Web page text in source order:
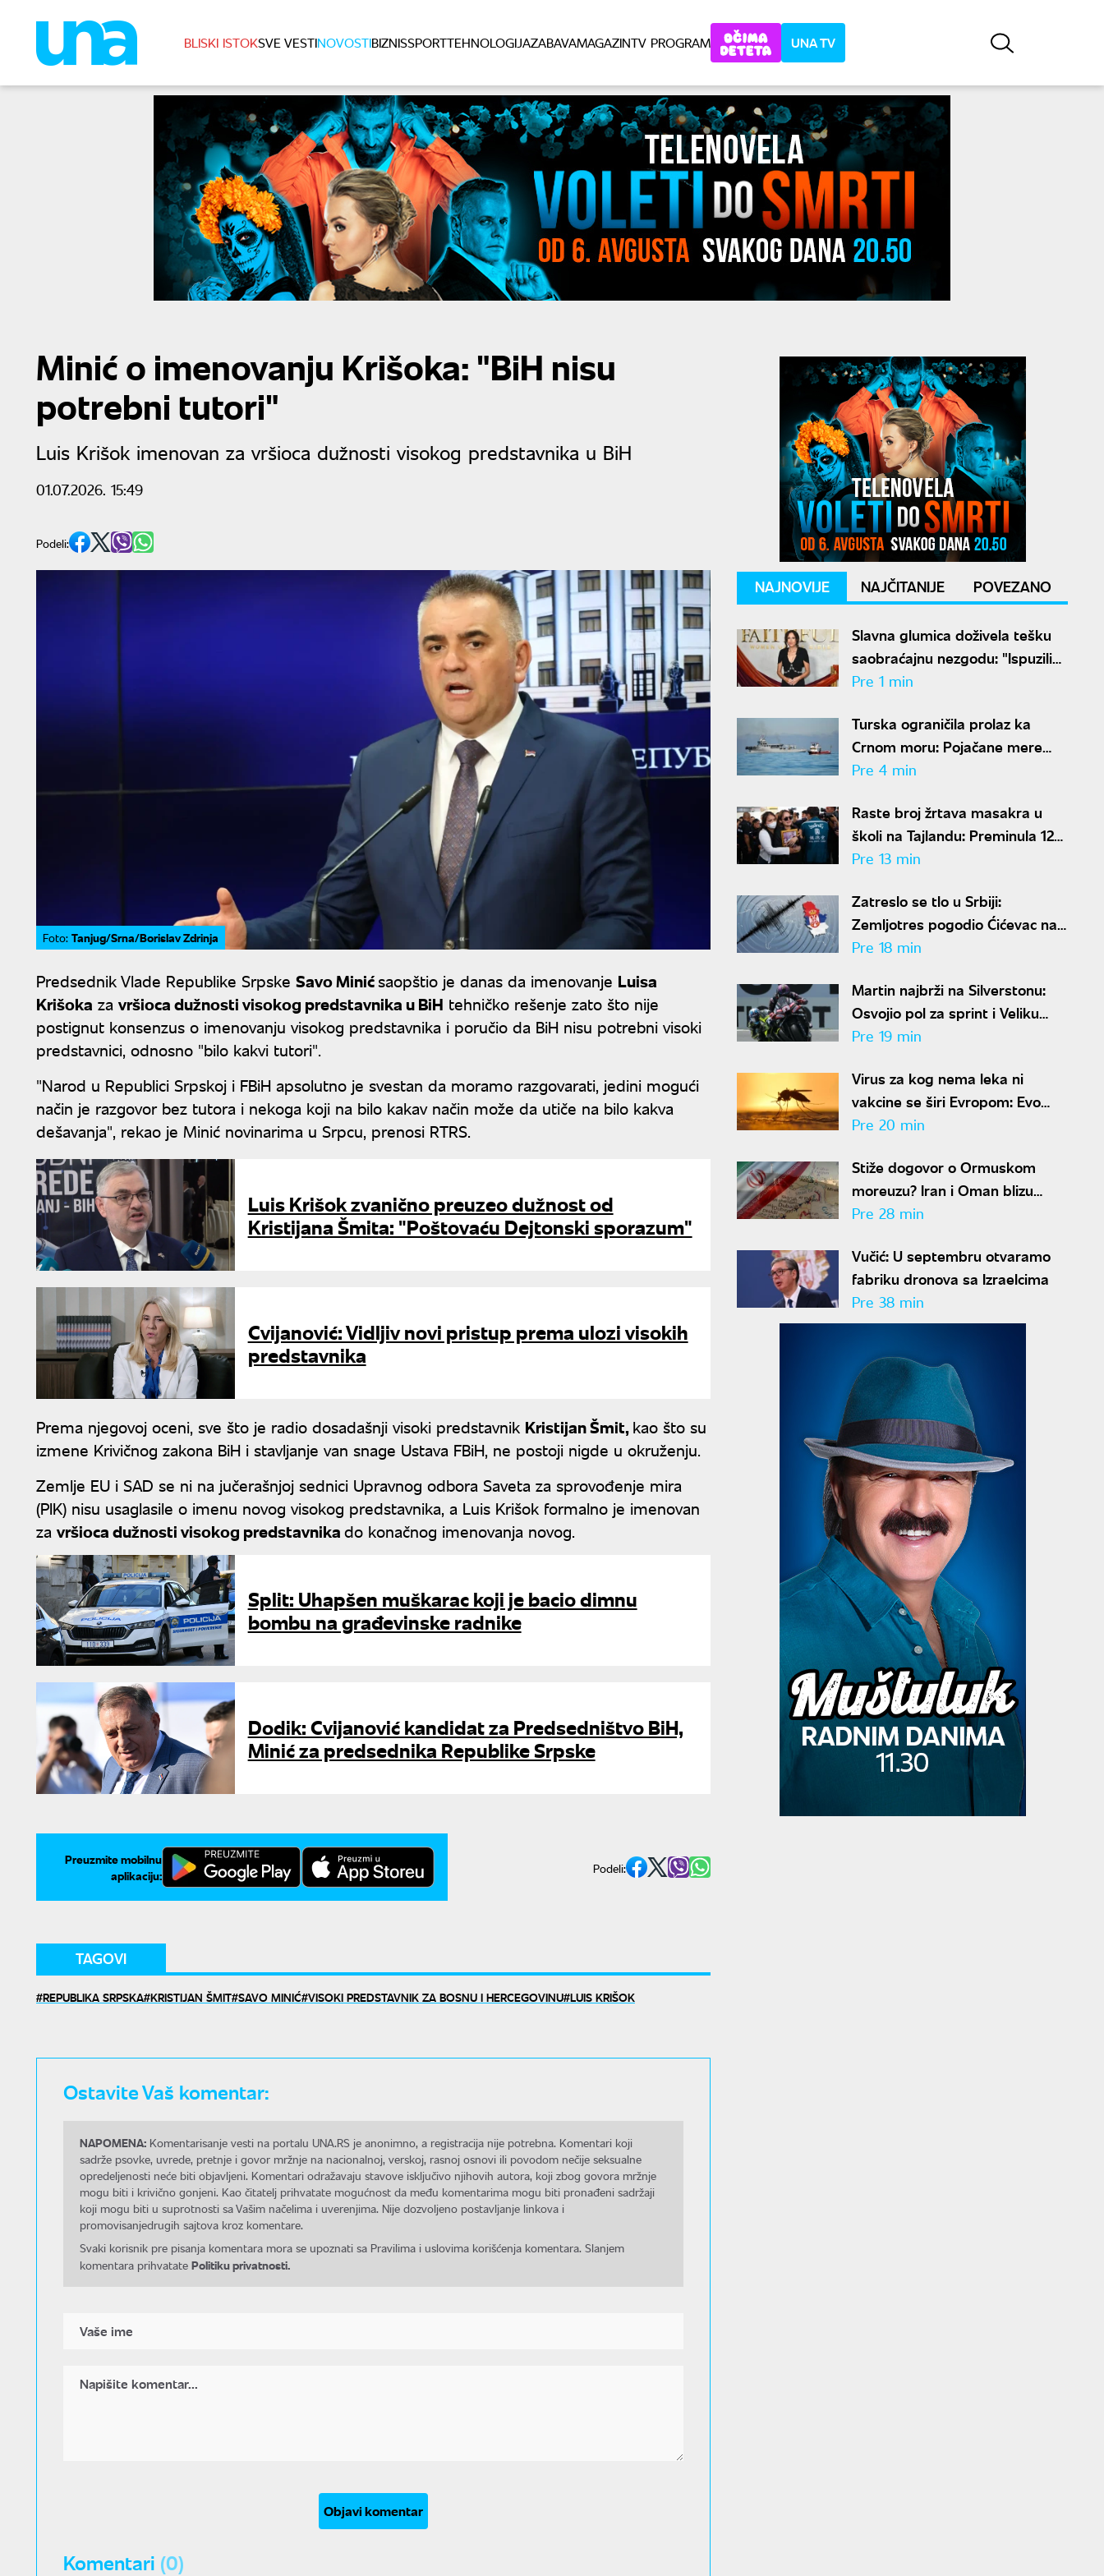
BLISKI ISTOKSVE VESTINOVOSTIBIZNISSPORTTEHNOLOGIJAZABAVAMAGAZINTV PROGRAM UNA TV
Minić o imenovanju Krišoka: "BiH nisu
potrebni tutori"
Luis Krišok imenovan za vršioca dužnosti visokog predstavnika u BiH
01.07.2026. 15:49
Podeli:
Foto: Tanjug/Srna/Borislav Zdrinja
Predsednik Vlade Republike Srpske Savo Minićsaopštio je danas da imenovanje Luisa
Krišoka za vršioca dužnosti visokog predstavnika u BiH tehničko rešenje zato što nije
postignut konsenzus o imenovanju visokog predstavnika i poručio da BiH nisu potrebni visoki
predstavnici, odnosno "bilo kakvi tutori".
"Narod u Republici Srpskoj i FBiH apsolutno je svestan da moramo razgovarati, jedini mogući
način je razgovor bez tutora i nekoga koji na bilo kakav način može da utiče na bilo kakva
dešavanja", rekao je Minić novinarima u Srpcu, prenosi RTRS.
Luis Krišok zvanično preuzeo dužnost od
Kristijana Šmita: "Poštovaću Dejtonski sporazum"
Cvijanović: Vidljiv novi pristup prema ulozi visokih
predstavnika
Prema njegovoj oceni, sve što je radio dosadašnji visoki predstavnik Kristijan Šmit,kao što su
izmene Krivičnog zakona BiH i stavljanje van snage Ustava FBiH, ne postoji nigde u okruženju.
Zemlje EU i SAD se ni na jučerašnjoj sednici Upravnog odbora Saveta za sprovođenje mira
(PIK) nisu usaglasile o imenu novog visokog predstavnika, a Luis Krišok formalno je imenovan
za vršioca dužnosti visokog predstavnikado konačnog imenovanja novog.
Split: Uhapšen muškarac koji je bacio dimnu
bombu na građevinske radnike
Dodik: Cvijanović kandidat za Predsedništvo BiH,
Minić za predsednika Republike Srpske
Preuzmite mobilnu
aplikaciju:
Podeli:
TAGOVI
REPUBLIKA SRPSKA KRISTIJAN ŠMIT SAVO MINIĆ VISOKI PREDSTAVNIK ZA BOSNU I HERCEGOVINU LUIS KRIŠOK
Ostavite Vaš komentar:
NAPOMENA: Komentarisanje vesti na portalu UNA.RS je anonimno, a registracija nije potrebna. Komentari koji
sadrže psovke, uvrede, pretnje i govor mržnje na nacionalnoj, verskoj, rasnoj osnovi ili povodom nečije seksualne
opredeljenosti neće biti objavljeni. Komentari odražavaju stavove isključivo njihovih autora, koji zbog govora mržnje
mogu biti i krivično gonjeni. Kao čitatelj prihvatate mogućnost da među komentarima mogu biti pronađeni sadržaji
koji mogu biti u suprotnosti sa Vašim načelima i uverenjima. Nije dozvoljeno postavljanje linkova i
promovisanjedrugih sajtova kroz komentare.
Svaki korisnik pre pisanja komentara mora se upoznati sa Pravilima i uslovima korišćenja komentara. Slanjem
komentara prihvatate Politiku privatnosti.
Objavi komentar
Komentari (0)
NAJNOVIJE NAJČITANIJE POVEZANO
Slavna glumica doživela tešku
saobraćajnu nezgodu: "Ispuzili
smo iz automobila"
Pre 1 min
Turska ograničila prolaz ka
Crnom moru: Pojačane mere
zbog napada na brodove
Pre 4 min
Raste broj žrtava masakra u
školi na Tajlandu: Preminula 12-
godišnja učenica
Pre 13 min
Zatreslo se tlo u Srbiji:
Zemljotres pogodio Ćićevac na
dubini od samo dva kilometra
Pre 18 min
Martin najbrži na Silverstonu:
Osvojio pol za sprint i Veliku
nagradu Velike Britanije
Pre 19 min
Virus za kog nema leka ni
vakcine se širi Evropom: Evo
gde je najviše zaraženih
Pre 20 min
Stiže dogovor o Ormuskom
moreuzu? Iran i Oman blizu
rešenja za obnovu pomorskog
Pre 28 min
Vučić: U septembru otvaramo
fabriku dronova sa Izraelcima
Pre 38 min